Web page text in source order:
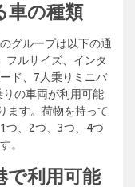
車の種類
グループは以下の通
フルサイズ、インタ
ド、7人乗りミニバ
の車両が利用可能
ます。荷物を持って
つ、2つ、3つ、4つ
。
で利用可能